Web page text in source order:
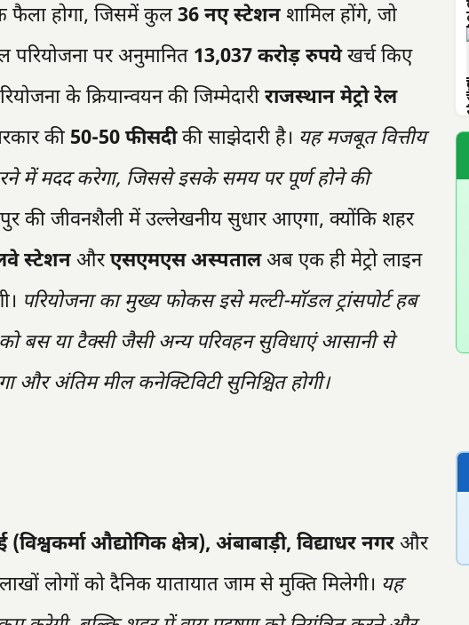
फैला होगा, जिसमें कुल36 नए स्टेशन शामिल होंगे, जो
परियोजना पर अनुमानित 13,037 करोड़ रुपयेखर्च किए
के क्रियान्वयन की जिम्मेदारी राजस्थान मेट्रो रेल
की 50-50 फीसदीकी साझेदारी है। यह मजबूत वित्तीय
में मदद करेगा, जिससे इसके समय पर पूर्ण होने की
की जीवनशैली में उल्लेखनीय सुधार आएगा, क्योंकि शहर
स्टेशन औरएसएमएस अस्पतालअब एक ही मेट्रो लाइन
परियोजना का मुख्य फोकस इसे मल्टी-मॉडल ट्रांसपोर्ट हब
को बस या टैक्सी जैसी अन्य परिवहन सुविधाएं आसानी से
अंतिम मील कनेक्टिविटी सुनिश्चित होगी।
औद्योगिक क्षेत्र), अंबाबाड़ी, विद्याधर नगर और
लोगों को दैनिक यातायात जाम से मुक्ति मिलेगी। यह